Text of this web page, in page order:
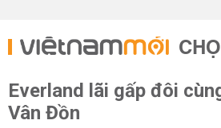
Everland lãi gấp đôi
Vân Đồn